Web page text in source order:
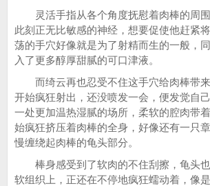
灵活手指从各个角度抚慰着肉棒的周围
此刻正无比敏感的神经，想要促使他赶紧
荡的手穴好像就是为了射精而生的一般，
入了更多醇厚甜腻的可口津液。
而绮云再也忍受不住这手穴给肉棒带来
开始疯狂射出，还没喷发一会，便发觉自
一处更加温热湿腻的场所，柔软的腔肉带
始疯狂挤压着肉棒的全身，好像还有一只
慢缠绕起肉棒的龟头部分。
棒身感受到了软肉的不住刮擦，龟头也
软组织上，正还在不停地疯狂蠕动着，像